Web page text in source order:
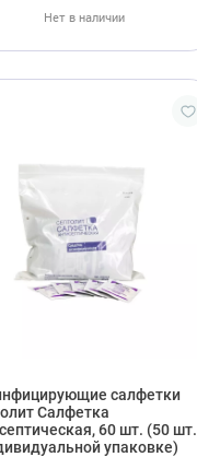
Нет в наличии
салфетки
Салфетка
60 шт. (50 шт.
упаковке)